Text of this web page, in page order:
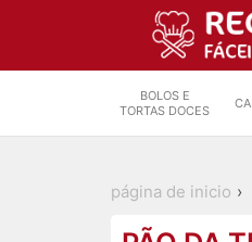
BOLOS E
TORTAS DOCES
página de inicio